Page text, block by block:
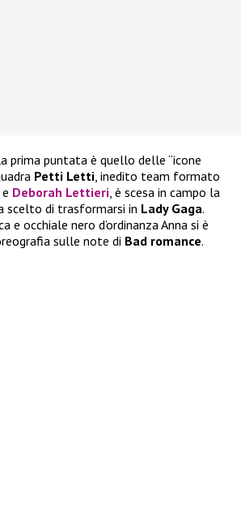
prima puntata è quello delle “icone
Petti Letti, inedito team formato
e Deborah Lettieri, è scesa in campo la
scelto di trasformarsi in Lady Gaga.
e occhiale nero d’ordinanza Anna si è
sulle note di Bad romance.